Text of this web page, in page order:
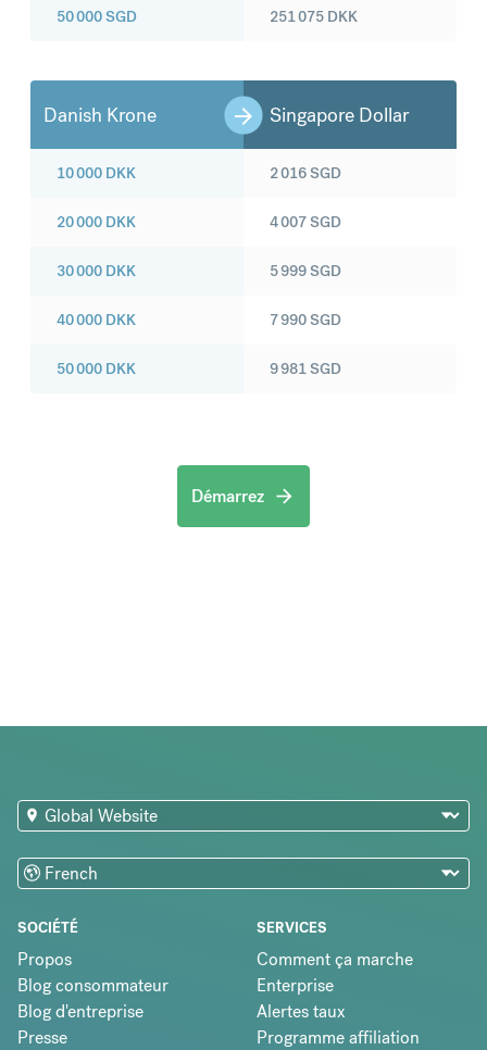
50 000SGD 251 075 DKK
Danish Krone Singapore Dollar
10 000 DKK
20 000 DKK
30 000 DKK
40 000 DKK
50 000 DKK
2 016SGD
4 007SGD
5 999SGD
7 990SGD
9 981SGD
Démarrez
SOCIÉTÉ
Propos
Blog consommateur
Blog d'entreprise
Presse
SERVICES
Comment ça marche
Enterprise
Alertes taux
Programme affiliation